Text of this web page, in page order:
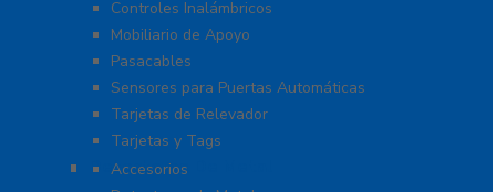
Controles Inalámbricos
Mobiliario de Apoyo
Pasacables
Sensores para Puertas Automáticas
Tarjetas de Relevador
Tarjetas y Tags
Detectores De Metal
Accesorios